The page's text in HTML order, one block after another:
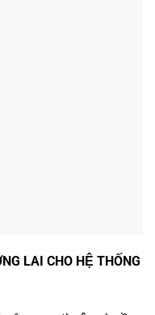
LAI CHO HỆ THỐNG